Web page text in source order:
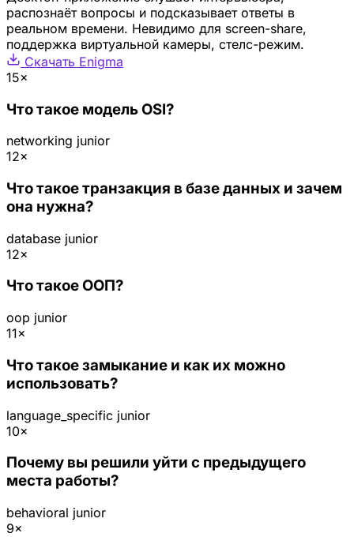
распознаёт вопросы и подсказывает ответы в
реальном времени. Невидимо для screen-share,
поддержка виртуальной камеры, стелс-режим.
Скачать Enigma
15×
Что такое модель OSI?
networking junior
12×
Что такое транзакция в базе данных и зачем
она нужна?
database junior
12×
Что такое ООП?
oop junior
11×
Что такое замыкание и как их можно
использовать?
language_specific junior
10×
Почему вы решили уйти с предыдущего
места работы?
behavioral junior
9×